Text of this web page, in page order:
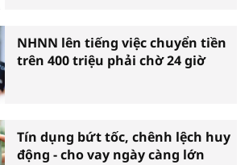
NHNN lên tiếng việc chuyển tiền
trên 400 triệu phải chờ 24 giờ
Tín dụng bứt tốc, chênh lệch huy
động - cho vay ngày càng lớn